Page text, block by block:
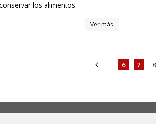
los alimentos.
Ver más
6 7 8